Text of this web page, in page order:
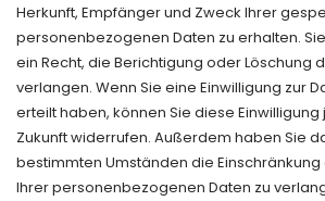
Herkunft, Empfänger und Zweck Ihrer
personenbezogenen Daten zu erhalten.
ein Recht, die Berichtigung oder Löschung
verlangen. Wenn Sie eine Einwilligung zur
erteilt haben, können Sie diese
Zukunft widerrufen. Außerdem haben Sie
bestimmten Umständen die
Ihrer personenbezogenen Daten zu